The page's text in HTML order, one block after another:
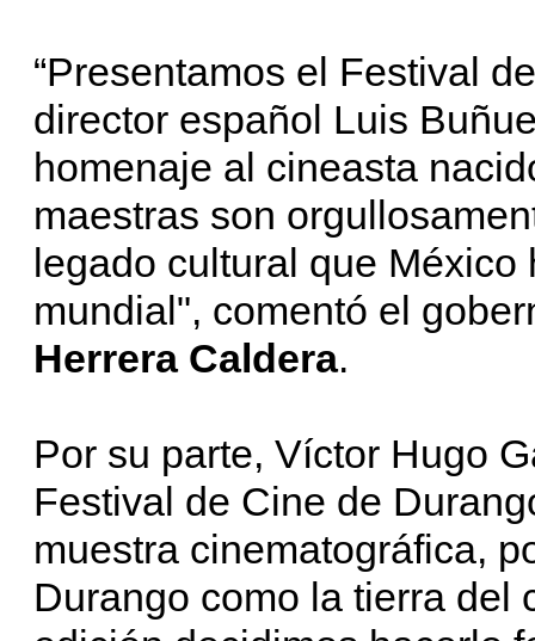
“Presentamos el Festival
director español Luis
homenaje al cineasta
maestras son
legado cultural que
mundial", comentó el
Herrera Caldera.
Por su parte, Víctor Hugo
Festival de Cine de
muestra cinematográfica,
Durango como la tierra del